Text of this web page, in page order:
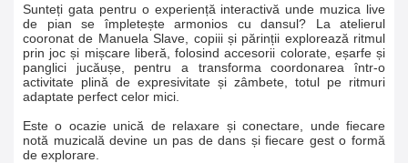
Sunteți gata pentru o experiență interactivă unde muzica live
de pian se împletește armonios cu dansul? La atelierul
cooronat de Manuela Slave, copiii și părinții explorează ritmul
prin joc și mișcare liberă, folosind accesorii colorate, eșarfe și
panglici jucăușe, pentru a transforma coordonarea într-o
activitate plină de expresivitate și zâmbete, totul pe ritmuri
adaptate perfect celor mici.
Este o ocazie unică de relaxare și conectare, unde fiecare
notă muzicală devine un pas de dans și fiecare gest o formă
de explorare.